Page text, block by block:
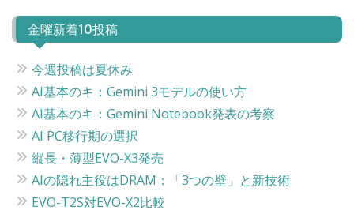
ビ
ゲ
ー
シ
ョ
ン
金曜新着10投稿
今週投稿は夏休み
AI基本のキ：Gemini 3モデルの使い方
AI基本のキ：Gemini Notebook発表の考察
AI PC移行期の選択
縦長・薄型EVO-X3発売
AIの隠れ主役はDRAM：「3つの壁」と新技術
EVO-T2S対EVO-X2比較